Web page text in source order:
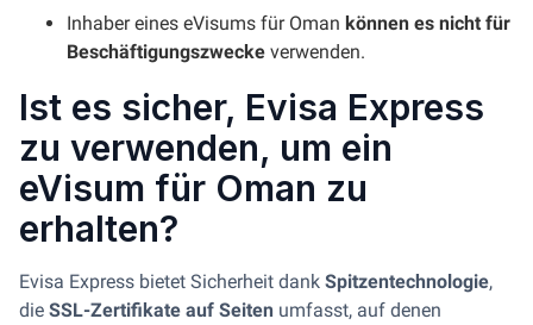
Inhaber eines eVisums für Oman können es nicht für
Beschäftigungszwecke verwenden.
Ist es sicher, Evisa Express
zu verwenden, um ein
eVisum für Oman zu
erhalten?
Evisa Express bietet Sicherheit dank Spitzentechnologie,
die SSL-Zertifikate auf Seiten umfasst, auf denen